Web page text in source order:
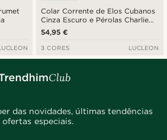
Colar Corrente de Elos Cubanos
Cinza Escuro e Pérolas Charlie
Amager
54,95 €
3 CORES LUCLEON
das novidades, últimas tendências
ofertas especiais.